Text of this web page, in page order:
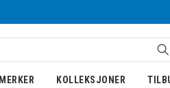
MERKER KOLLEKSJONER